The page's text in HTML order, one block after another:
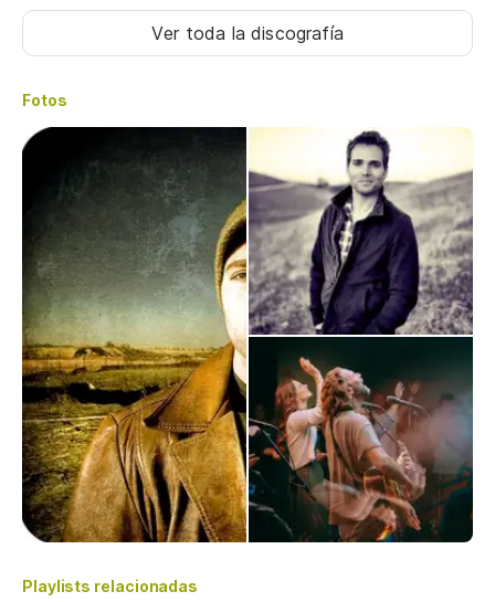
Ver toda la discografía
Fotos
Playlists relacionadas